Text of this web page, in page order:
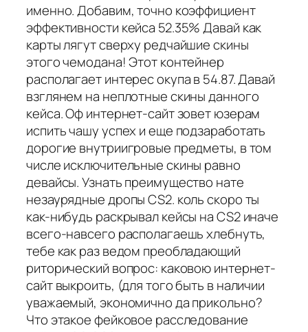
именно. Добавим, точно коэффициент
эффективности кейса 52.35% Давай как
карты лягут сверху редчайшие скины
этого чемодана! Этот контейнер
располагает интерес окупа в 54.87. Давай
взглянем на неплотные скины данного
кейса. Оф интернет-сайт зовет юзерам
испить чашу успех и еще подзаработать
дорогие внутриигровые предметы, в том
числе исключительные скины равно
девайсы. Узнать преимущество нате
незаурядные дропы CS2. коль скоро ты
как-нибудь раскрывал кейсы на CS2 иначе
всего-навсего располагаешь хлебнуть,
тебе как раз ведом преобладающий
риторический вопрос: каковою интернет-
сайт выкроить, (для того быть в наличии
уважаемый, экономично да прикольно?
Что этакое фейковое расследование